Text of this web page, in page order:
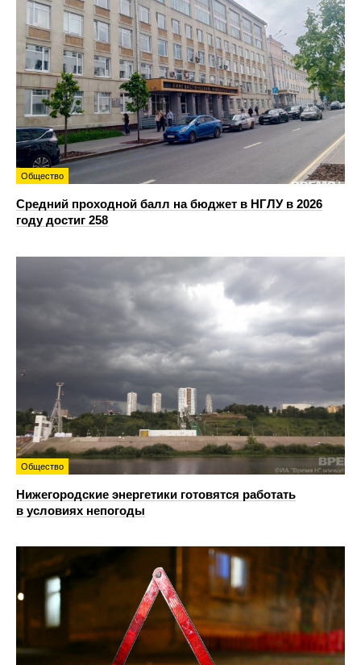
Общество
Средний проходной балл на бюджет в НГЛУ в 2026
году достиг 258
Общество
Нижегородские энергетики готовятся работать
в условиях непогоды